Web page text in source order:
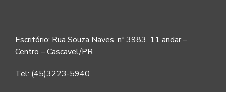
Escritório: Rua Souza Naves, nº 3983, 11 andar –
Centro – Cascavel/PR
Tel: (45)3223-5940